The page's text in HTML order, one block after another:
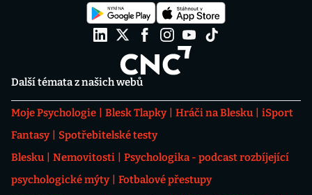
Další témata z našich webů
Moje Psychologie Blesk Tlapky Hráči na Blesku
iSport
Fantasy
Spotřebitelské testy
Blesku
Nemovitosti
Psychologika - podcast rozbíjející
psychologické mýty
Fotbalové přestupy